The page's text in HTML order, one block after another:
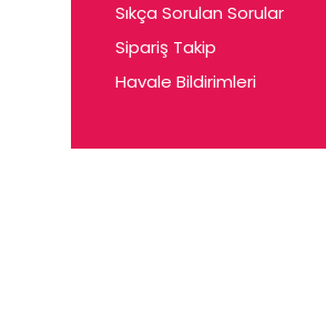
Sıkça Sorulan Sorular
Sipariş Takip
Havale Bildirimleri